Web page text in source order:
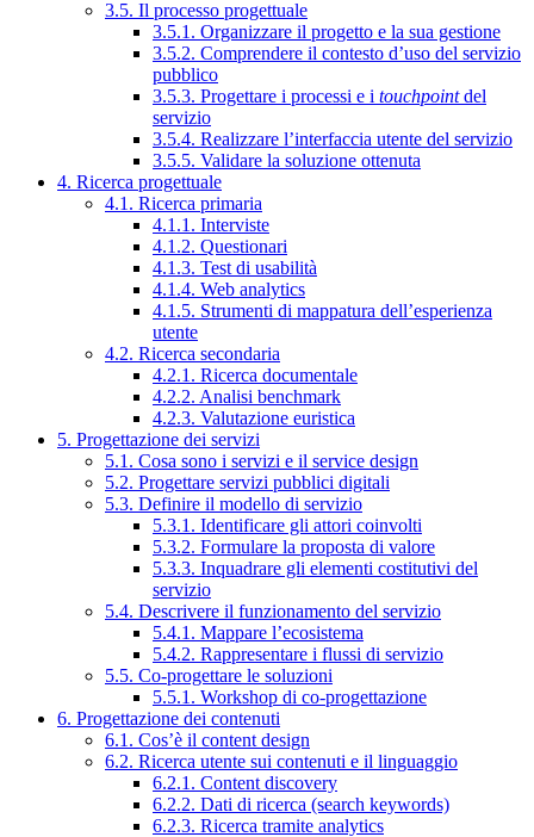
3.5. Il processo progettuale
3.5.1. Organizzare il progetto e la sua gestione
3.5.2. Comprendere il contesto d’uso del servizio
pubblico
3.5.3. Progettare i processi e i touchpointdel
servizio
3.5.4. Realizzare l’interfaccia utente del servizio
3.5.5. Validare la soluzione ottenuta
4. Ricerca progettuale
4.1. Ricerca primaria
4.1.1. Interviste
4.1.2. Questionari
4.1.3. Test di usabilità
4.1.4. Web analytics
4.1.5. Strumenti di mappatura dell’esperienza
utente
4.2. Ricerca secondaria
4.2.1. Ricerca documentale
4.2.2. Analisi benchmark
4.2.3. Valutazione euristica
5. Progettazione dei servizi
5.1. Cosa sono i servizi e il service design
5.2. Progettare servizi pubblici digitali
5.3. Definire il modello di servizio
5.3.1. Identificare gli attori coinvolti
5.3.2. Formulare la proposta di valore
5.3.3. Inquadrare gli elementi costitutivi del
servizio
5.4. Descrivere il funzionamento del servizio
5.4.1. Mappare l’ecosistema
5.4.2. Rappresentare i flussi di servizio
5.5. Co-progettare le soluzioni
5.5.1. Workshop di co-progettazione
6. Progettazione dei contenuti
6.1. Cos’è il content design
6.2. Ricerca utente sui contenuti e il linguaggio
6.2.1. Content discovery
6.2.2. Dati di ricerca (search keywords)
6.2.3. Ricerca tramite analytics